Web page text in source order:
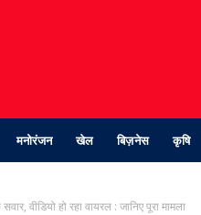
मनोरंजन खेल बिज़नेस कृषि
वीडियो हो रहा वायरल : जानिए पूरा मामला